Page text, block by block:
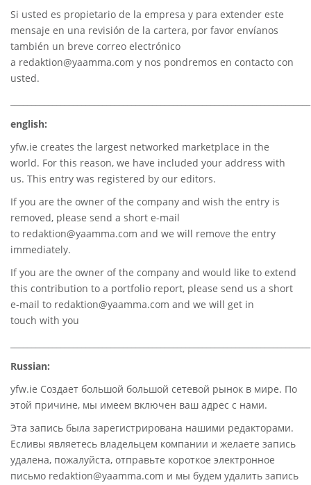
Si usted es propietario de la empresa y para extender este
mensaje en una revisión de la cartera, por favor envíanos
también un breve correo electrónico
a redaktion@yaamma.com y nos pondremos en contacto con
usted.
english:
yfw.ie creates the largest networked marketplace in the
world. For this reason, we have included your address with
us. This entry was registered by our editors.
If you are the owner of the company and wish the entry is
removed, please send a short e-mail
to redaktion@yaamma.com and we will remove the entry
immediately.
If you are the owner of the company and would like to extend
this contribution to a portfolio report, please send us a short
e-mail to redaktion@yaamma.com and we will get in
touch with you
Russian:
yfw.ie Создает большой большой сетевой рынок в мире. По
этой причине, мы имеем включен ваш адрес с нами.
Эта запись была зарегистрирована нашими редакторами.
Есливы являетесь владельцем компании и желаете запись
удалена, пожалуйста, отправьте короткое электронное
письмо redaktion@yaamma.com и мы будем удалить запись